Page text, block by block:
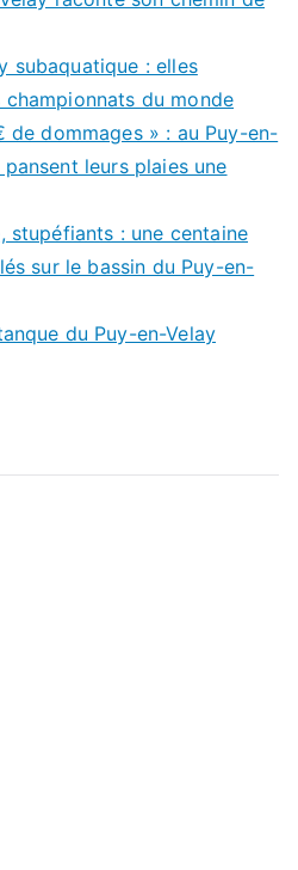
subaquatique : elles
du monde
de dommages » : au Puy-en-
leurs plaies une
stupéfiants : une centaine
sur le bassin du Puy-en-
du Puy-en-Velay